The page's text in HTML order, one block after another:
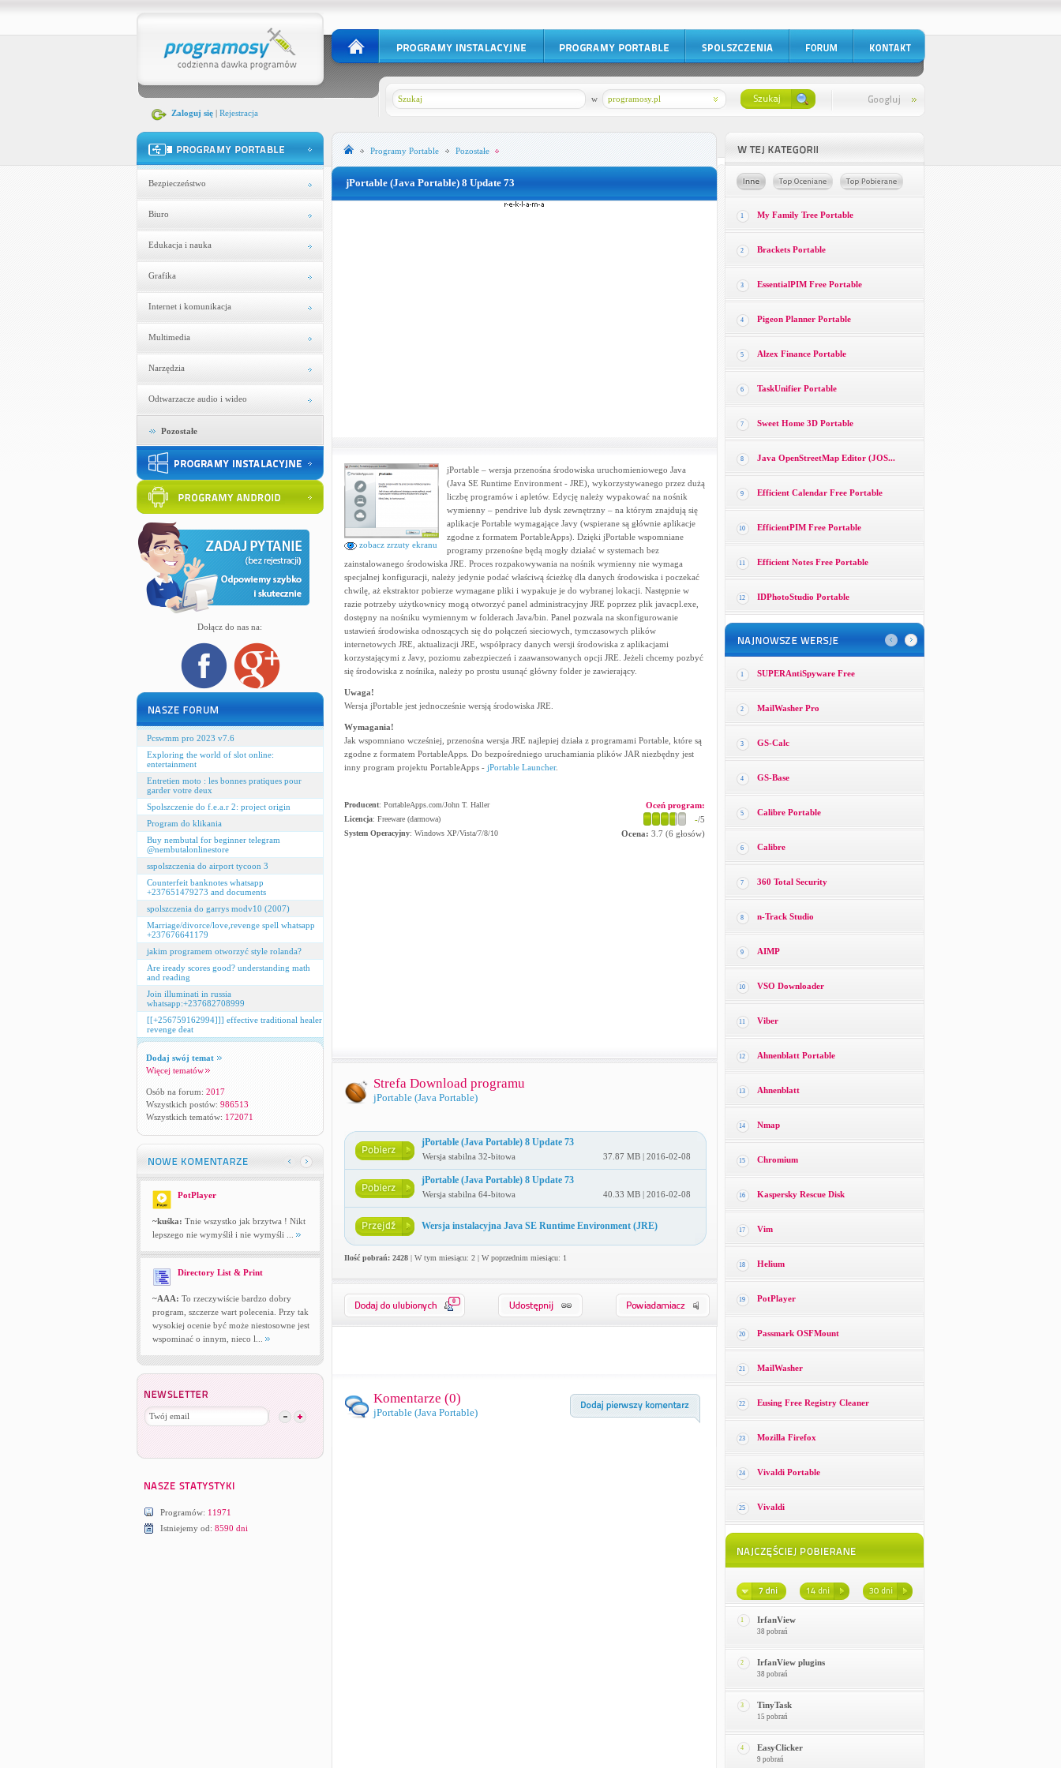
Zaloguj się| Rejestracja
programosy.pl
w
Bezpieczeństwo
Biuro
Edukacja i nauka
Grafika
Internet i komunikacja
Multimedia
Narzędzia
Odtwarzacze audio i wideo
Pozostałe
Dołącz do nas na:
Pcswmm pro 2023 v7.6
Exploring the world of slot online:
entertainment
Entretien moto : les bonnes pratiques pour
garder votre deux
Spolszczenie do f.e.a.r 2: project origin
Program do klikania
Buy nembutal for beginner telegram
@nembutalonlinestore
sspolszczenia do airport tycoon 3
Counterfeit banknotes whatsapp
+237651479273 and documents
spolszczenia do garrys modv10 (2007)
Marriage/divorce/love,revenge spell whatsapp
+237676641179
jakim programem otworzyć style rolanda?
Are iready scores good? understanding math
and reading
Join illuminati in russia
whatsapp:+237682708999
[[+256759162994]]] effective traditional healer
revenge deat
Dodaj swój temat
Więcej tematów
Osób na forum: 2017
Wszystkich postów: 986513
Wszystkich tematów: 172071
PotPlayer
~kuśka: Tnie wszystko jak brzytwa ! Nikt
lepszego nie wymyślił i nie wymyśli ...
Directory List & Print
~AAA: To rzeczywiście bardzo dobry
program, szczerze wart polecenia. Przy tak
wysokiej ocenie być może niestosowne jest
wspominać o innym, nieco l...
Programów: 11971
Istniejemy od: 8590 dni
Programy Portable Pozostałe
jPortable (Java Portable) 8 Update 73
zobacz zrzuty ekranu
jPortable – wersja przenośna środowiska uruchomieniowego Java
(Java SE Runtime Environment - JRE), wykorzystywanego przez dużą
liczbę programów i apletów. Edycję należy wypakować na nośnik
wymienny – pendrive lub dysk zewnętrzny – na którym znajdują się
aplikacje Portable wymagające Javy (wspierane są głównie aplikacje
zgodne z formatem PortableApps). Dzięki jPortable wspomniane
programy przenośne będą mogły działać w systemach bez
zainstalowanego środowiska JRE. Proces rozpakowywania na nośnik wymienny nie wymaga
specjalnej konfiguracji, należy jedynie podać właściwą ścieżkę dla danych środowiska i poczekać
chwilę, aż ekstraktor pobierze wymagane pliki i wypakuje je do wybranej lokacji. Następnie w
razie potrzeby użytkownicy mogą otworzyć panel administracyjny JRE poprzez plik javacpl.exe,
dostępny na nośniku wymiennym w folderach Java/bin. Panel pozwala na skonfigurowanie
ustawień środowiska odnoszących się do połączeń sieciowych, tymczasowych plików
internetowych JRE, aktualizacji JRE, współpracy danych wersji środowiska z aplikacjami
korzystającymi z Javy, poziomu zabezpieczeń i zaawansowanych opcji JRE. Jeżeli chcemy pozbyć
się środowiska z nośnika, należy po prostu usunąć główny folder je zawierający.
Uwaga!
Wersja jPortable jest jednocześnie wersją środowiska JRE.
Wymagania!
Jak wspomniano wcześniej, przenośna wersja JRE najlepiej działa z programami Portable, które są
zgodne z formatem PortableApps. Do bezpośredniego uruchamiania plików JAR niezbędny jest
inny program projektu PortableApps - jPortable Launcher.
Producent: PortableApps.com/John T. Haller
Licencja: Freeware (darmowa)
System Operacyjny: Windows XP/Vista/7/8/10
Oceń program:
-/5
Ocena: 3.7 (6 głosów)
Strefa Download programu
jPortable (Java Portable)
jPortable (Java Portable) 8 Update 73
Wersja stabilna 32-bitowa 37.87 MB | 2016-02-08
jPortable (Java Portable) 8 Update 73
Wersja stabilna 64-bitowa 40.33 MB | 2016-02-08
Wersja instalacyjna Java SE Runtime Environment (JRE)
Ilość pobrań: 2428| W tym miesiącu: 2 | W poprzednim miesiącu: 1
0
Komentarze (0)
jPortable (Java Portable)
1 My Family Tree Portable
2 Brackets Portable
3 EssentialPIM Free Portable
4 Pigeon Planner Portable
5 Alzex Finance Portable
6 TaskUnifier Portable
7 Sweet Home 3D Portable
8 Java OpenStreetMap Editor (JOS...
9 Efficient Calendar Free Portable
10 EfficientPIM Free Portable
11 Efficient Notes Free Portable
12 IDPhotoStudio Portable
1 SUPERAntiSpyware Free
2 MailWasher Pro
3 GS-Calc
4 GS-Base
5 Calibre Portable
6 Calibre
7 360 Total Security
8 n-Track Studio
9 AIMP
10 VSO Downloader
11 Viber
12 Ahnenblatt Portable
13 Ahnenblatt
14 Nmap
15 Chromium
16 Kaspersky Rescue Disk
17 Vim
18 Helium
19 PotPlayer
20 Passmark OSFMount
21 MailWasher
22 Eusing Free Registry Cleaner
23 Mozilla Firefox
24 Vivaldi Portable
25 Vivaldi
1 IrfanView
38 pobrań
2 IrfanView plugins
38 pobrań
3 TinyTask
15 pobrań
4 EasyClicker
9 pobrań